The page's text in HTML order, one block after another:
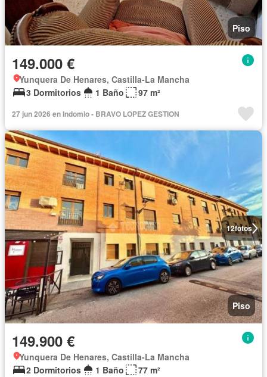
Piso
149.000 €
Yunquera De Henares, Castilla-La Mancha
3 Dormitorios
1 Baño 97 m²
27 jun 2026 en Indomio - BRAVO LOPEZ GESTION
12fotos
Piso
149.900 €
Yunquera De Henares, Castilla-La Mancha
2 Dormitorios
1 Baño
77 m²